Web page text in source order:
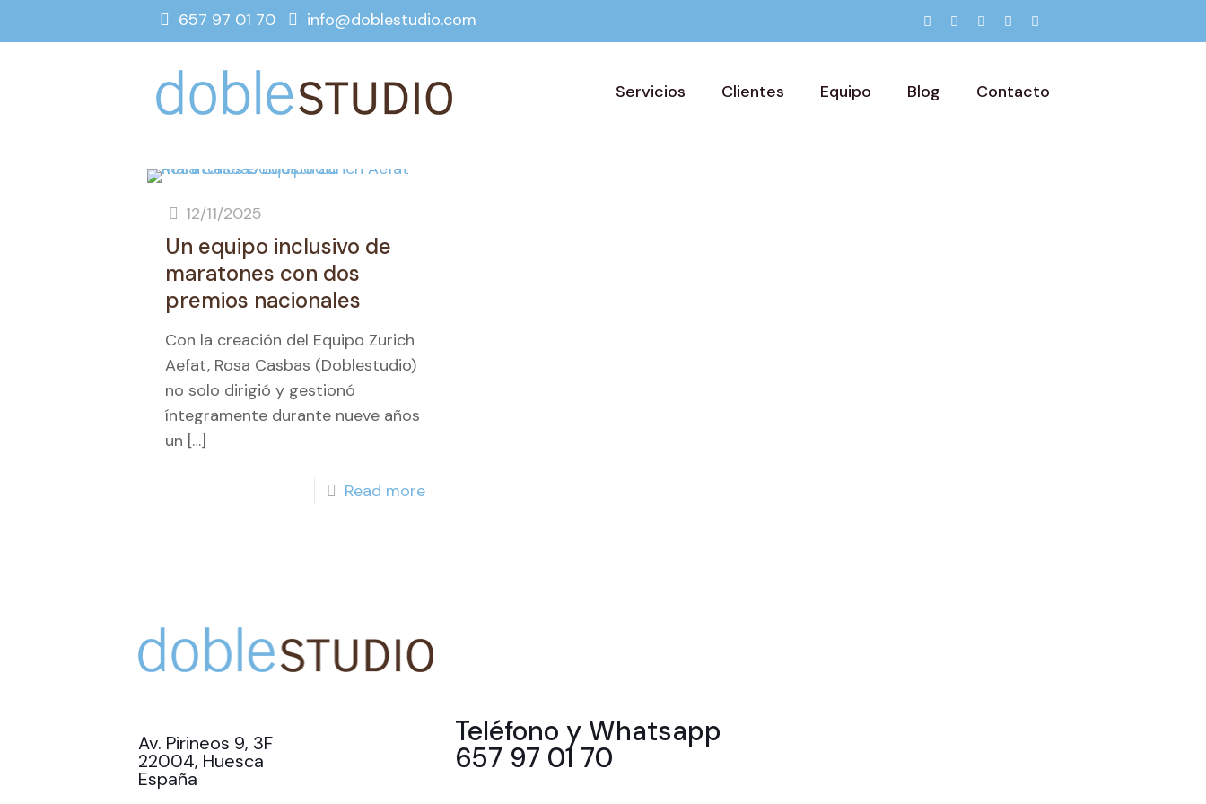
657 97 01 70 info@doblestudio.com
Servicios Clientes Equipo Blog Contacto
12/11/2025
Un equipo inclusivo de
maratones con dos
premios nacionales
Con la creación del Equipo Zurich
Aefat, Rosa Casbas (Doblestudio)
no solo dirigió y gestionó
íntegramente durante nueve años
un […]
Read more
Av. Pirineos 9, 3F
22004, Huesca
España
Teléfono y Whatsapp
657 97 01 70